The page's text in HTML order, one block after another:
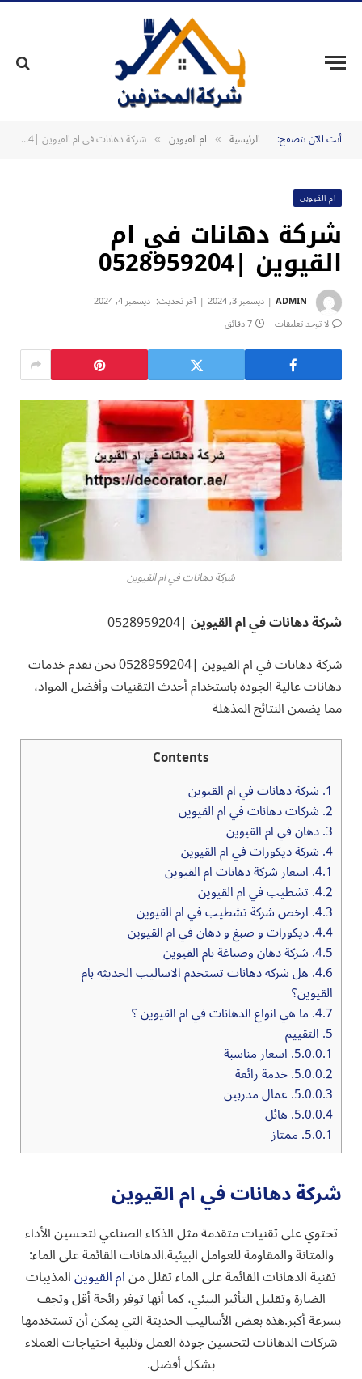
أنت الآن تتصفح: الرئيسية » ام القيوين » شركة دهانات في ام القيوين |0528959204
ام القيوين
شركة دهانات في ام
القيوين |0528959204
ADMIN ديسمبر 3, 2024 آخر تحديث: ديسمبر 4, 2024
لا توجد تعليقات
7 دقائق
شركة دهانات في ام القيوين
شركة دهانات في ام القيوين |0528959204
شركة دهانات في ام القيوين |0528959204 نحن نقدم خدمات
دهانات عالية الجودة باستخدام أحدث التقنيات وأفضل المواد،
مما يضمن النتائج المذهلة
Contents
1. شركة دهانات في ام القيوين
2. شركات دهانات في ام القيوين
3. دهان في ام القيوين
4. شركة ديكورات في ام القيوين
4.1. اسعار شركة دهانات ام القيوين
4.2. تشطيب في ام القيوين
4.3. ارخص شركة تشطيب في ام القيوين
4.4. ديكورات و صبغ و دهان في ام القيوين
4.5. شركة دهان وصباغة بام القيوين
4.6. هل شركه دهانات تستخدم الاساليب الحديثه بام
القيوين؟
4.7. ما هي انواع الدهانات في ام القيوين ؟
5. التقييم
5.0.0.1. اسعار مناسبة
5.0.0.2. خدمة رائعة
5.0.0.3. عمال مدربين
5.0.0.4. هائل
5.0.1. ممتاز
شركة دهانات في ام القيوين
تحتوي على تقنيات متقدمة مثل الذكاء الصناعي لتحسين الأداء
والمتانة والمقاومة للعوامل البيئية.الدهانات القائمة على الماء:
تقنية الدهانات القائمة على الماء تقلل منام القيوينالمذيبات
الضارة وتقليل التأثير البيئي، كما أنها توفر رائحة أقل وتجف
بسرعة أكبر.هذه بعض الأساليب الحديثة التي يمكن أن تستخدمها
شركات الدهانات لتحسين جودة العمل وتلبية احتياجات العملاء
بشكل أفضل.